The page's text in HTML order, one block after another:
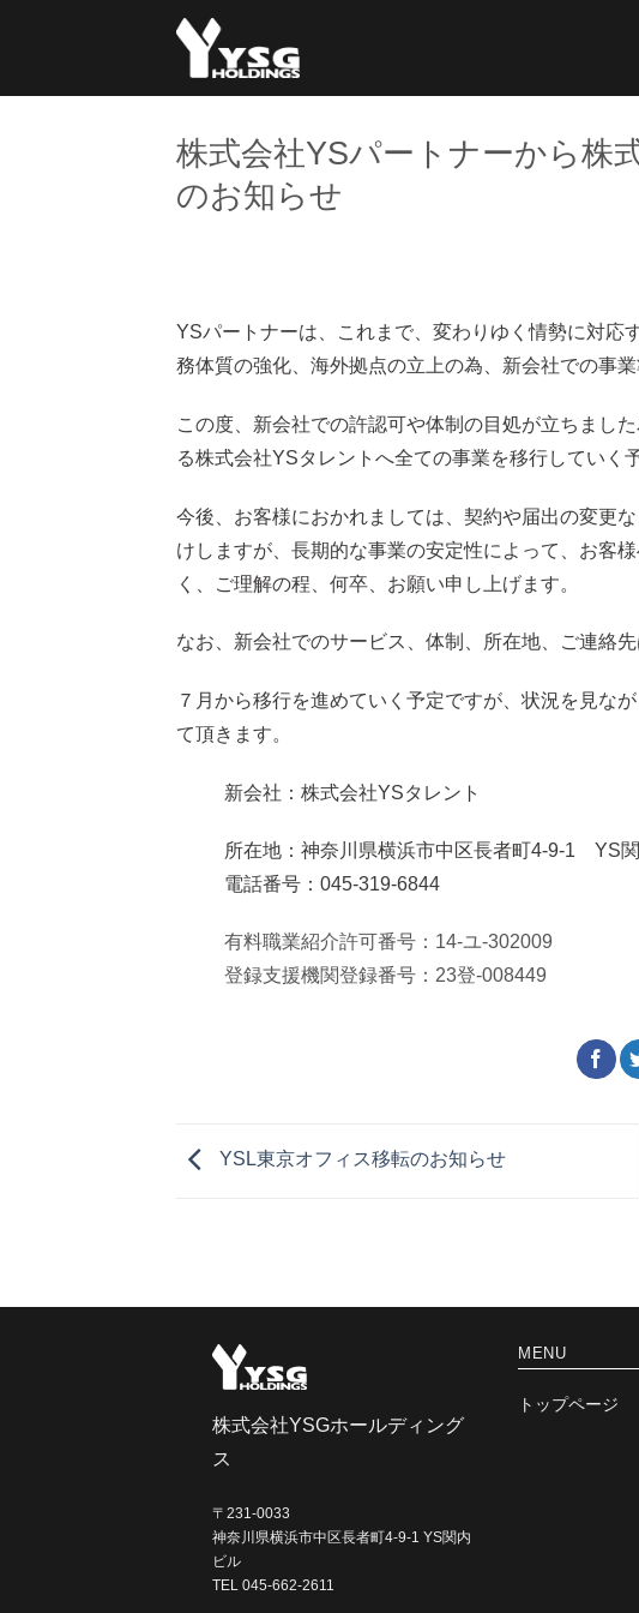
株式会社YSパートナーから株
のお知らせ
YSパートナーは、これまで、変わりゆく情勢に対応
務体質の強化、海外拠点の立上の為、新会社での事
この度、新会社での許認可や体制の目処が立ちまし
る株式会社YSタレントへ全ての事業を移行していく
今後、お客様におかれましては、契約や届出の変更
けしますが、長期的な事業の安定性によって、お客
く、ご理解の程、何卒、お願い申し上げます。
なお、新会社でのサービス、体制、所在地、ご連絡
７月から移行を進めていく予定ですが、状況を見な
て頂きます。
新会社：株式会社YSタレント
所在地：神奈川県横浜市中区長者町4-9-1 YS
電話番号：045-319-6844
有料職業紹介許可番号：14-ユ-302009
登録支援機関登録番号：23登-008449
YSL東京オフィス移転のお知らせ
株式会社YSGホールディング
ス
〒231-0033
神奈川県横浜市中区長者町4-9-1 YS関内
ビル
TEL 045-662-2611
MENU
トップページ